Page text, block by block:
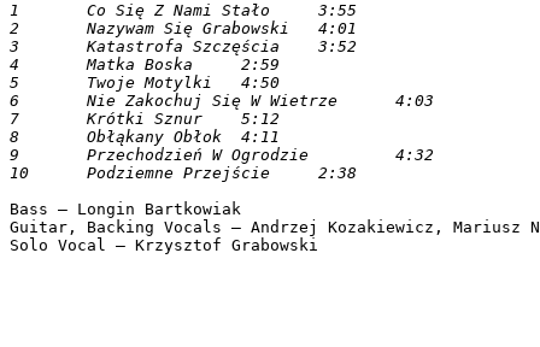
1 	Co Się Z Nami Stało 	3:55
2 	Nazywam Się Grabowski 	4:01
3 	Katastrofa Szczęścia 	3:52
4 	Matka Boska 	2:59
5 	Twoje Motylki 	4:50
6 	Nie Zakochuj Się W Wietrze 	4:03
7 	Krótki Sznur 	5:12
8 	Obłąkany Obłok 	4:11
9 	Przechodzień W Ogrodzie 	4:32
Bass – Longin Bartkowiak
Guitar, Backing Vocals – Andrzej Kozakiewicz, Mariusz